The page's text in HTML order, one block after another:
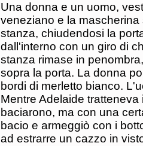
Una donna e un uomo,
veneziano e la
stanza, chiudendosi la
dall'interno con un giro di
stanza rimase in
sopra la porta. La donna
bordi di merletto bianco.
Mentre Adelaide
baciarono, ma con una
bacio e armeggiò con i
ad estrarre un cazzo in